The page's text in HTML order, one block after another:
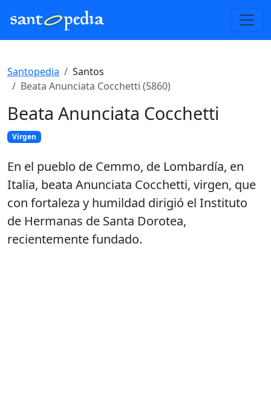
Santopedia
Santos
Beata Anunciata Cocchetti (5860)
Beata Anunciata Cocchetti
Virgen
En el pueblo de Cemmo, de Lombardía, en
Italia, beata Anunciata Cocchetti, virgen, que
con fortaleza y humildad dirigió el Instituto
de Hermanas de Santa Dorotea,
recientemente fundado.